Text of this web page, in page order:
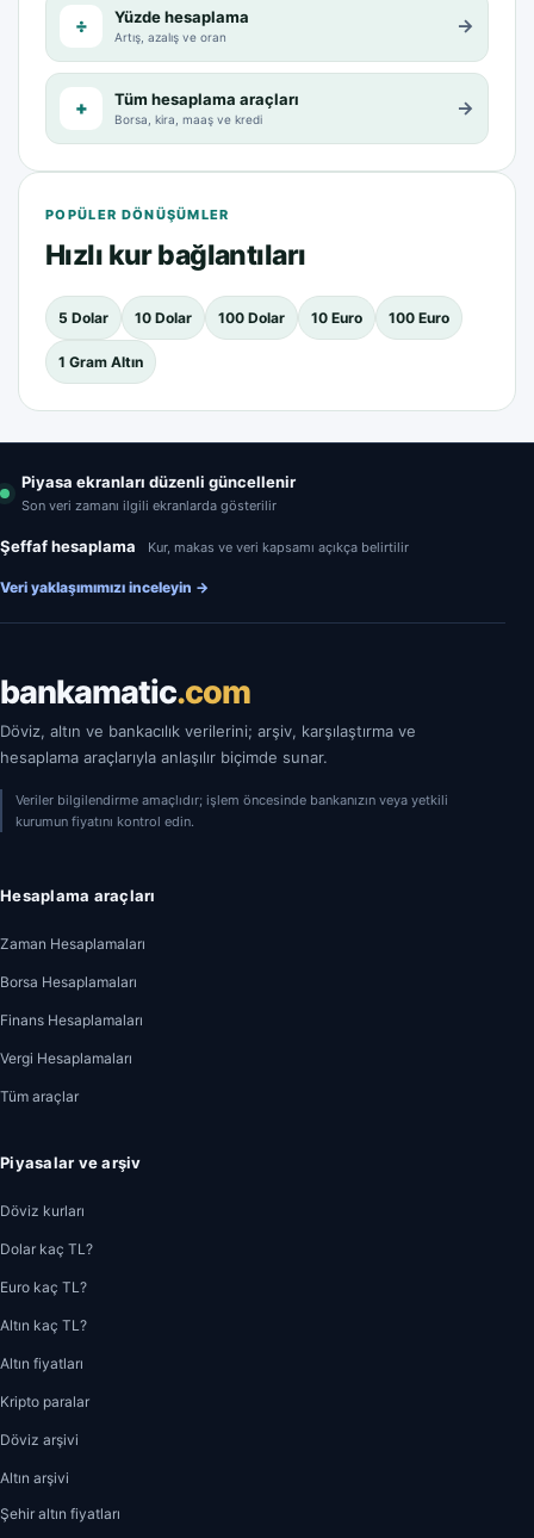
÷ Yüzde hesaplama
Artış, azalış ve oran →
+ Tüm hesaplama araçları
Borsa, kira, maaş ve kredi →
POPÜLER DÖNÜŞÜMLER
Hızlı kur bağlantıları
5 Dolar 10 Dolar 100 Dolar 10 Euro 100 Euro
1 Gram Altın
Piyasa ekranları düzenli güncellenir
Son veri zamanı ilgili ekranlarda gösterilir
Şeffaf hesaplama Kur, makas ve veri kapsamı açıkça belirtilir
Veri yaklaşımımızı inceleyin →
bankamatic.com
Döviz, altın ve bankacılık verilerini; arşiv, karşılaştırma ve
hesaplama araçlarıyla anlaşılır biçimde sunar.
Veriler bilgilendirme amaçlıdır; işlem öncesinde bankanızın veya yetkili
kurumun fiyatını kontrol edin.
Hesaplama araçları
Zaman Hesaplamaları
Borsa Hesaplamaları
Finans Hesaplamaları
Vergi Hesaplamaları
Tüm araçlar
Piyasalar ve arşiv
Döviz kurları
Dolar kaç TL?
Euro kaç TL?
Altın kaç TL?
Altın fiyatları
Kripto paralar
Döviz arşivi
Altın arşivi
Şehir altın fiyatları